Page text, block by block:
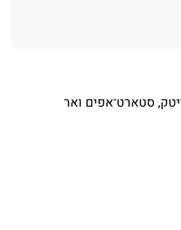
סטארט־אפים ואר